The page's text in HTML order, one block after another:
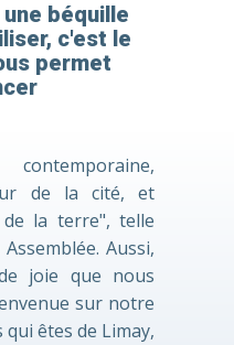
béquille
c'est le
permet
de la cité, et
de la terre", telle
Aussi,
joie que nous
sur notre
êtes de Limay,